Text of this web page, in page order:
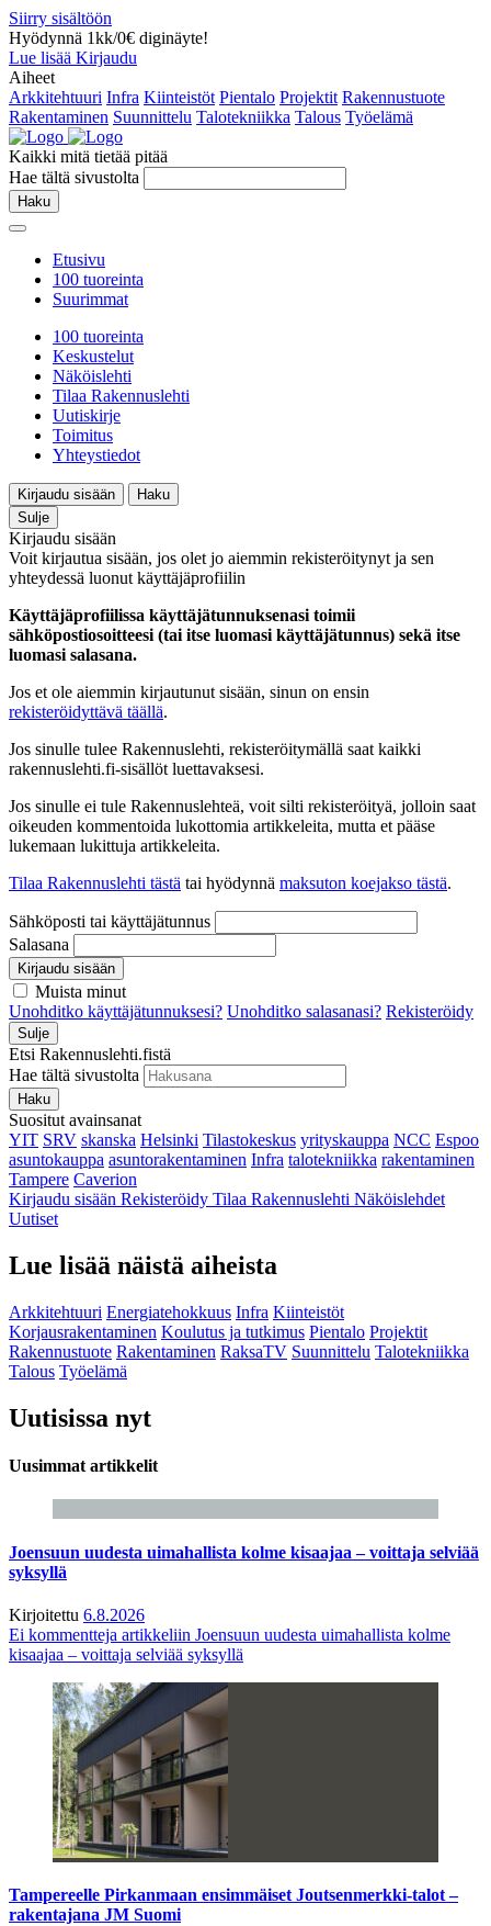
Siirry sisältöön
Hyödynnä 1kk/0€ diginäyte!
Lue lisää Kirjaudu
Aiheet
Arkkitehtuuri Infra Kiinteistöt Pientalo Projektit Rakennustuote
Rakentaminen Suunnittelu Talotekniikka Talous Työelämä
Kaikki mitä tietää pitää
Hae tältä sivustolta
Haku
Etusivu
100 tuoreinta
Suurimmat
100 tuoreinta
Keskustelut
Näköislehti
Tilaa Rakennuslehti
Uutiskirje
Toimitus
Yhteystiedot
Kirjaudu sisään
Haku
Sulje
Kirjaudu sisään
Voit kirjautua sisään, jos olet jo aiemmin rekisteröitynyt ja sen
yhteydessä luonut käyttäjäprofiilin
Käyttäjäprofiilissa käyttäjätunnuksenasi toimii
sähköpostiosoitteesi (tai itse luomasi käyttäjätunnus) sekä itse
luomasi salasana.
Jos et ole aiemmin kirjautunut sisään, sinun on ensin
rekisteröidyttävä täällä.
Jos sinulle tulee Rakennuslehti, rekisteröitymällä saat kaikki
rakennuslehti.fi-sisällöt luettavaksesi.
Jos sinulle ei tule Rakennuslehteä, voit silti rekisteröityä, jolloin saat
oikeuden kommentoida lukottomia artikkeleita, mutta et pääse
lukemaan lukittuja artikkeleita.
Tilaa Rakennuslehti tästä tai hyödynnä maksuton koejakso tästä.
Sähköposti tai käyttäjätunnus
Salasana
Kirjaudu sisään
Muista minut
Unohditko käyttäjätunnuksesi? Unohditko salasanasi? Rekisteröidy
Sulje
Etsi Rakennuslehti.fistä
Hae tältä sivustolta
Haku
Suositut avainsanat
YIT SRV skanska Helsinki Tilastokeskus yrityskauppa NCC Espoo
asuntokauppa asuntorakentaminen Infra talotekniikka rakentaminen
Tampere Caverion
Kirjaudu sisään Rekisteröidy Tilaa Rakennuslehti Näköislehdet
Uutiset
Lue lisää näistä aiheista
Arkkitehtuuri Energiatehokkuus Infra Kiinteistöt
Korjausrakentaminen Koulutus ja tutkimus Pientalo Projektit
Rakennustuote Rakentaminen RaksaTV Suunnittelu Talotekniikka
Talous Työelämä
Uutisissa nyt
Uusimmat artikkelit
Joensuun uudesta uimahallista kolme kisaajaa – voittaja selviää
syksyllä
Kirjoitettu 6.8.2026
Ei kommentteja artikkeliin Joensuun uudesta uimahallista kolme
kisaajaa – voittaja selviää syksyllä
Tampereelle Pirkanmaan ensimmäiset Joutsenmerkki-talot –
rakentajana JM Suomi